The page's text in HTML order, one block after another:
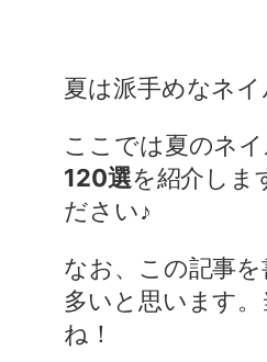
夏は派手めなネ
ここでは夏のネ
120選を紹介しま
ださい♪
なお、この記事
多いと思います
ね！